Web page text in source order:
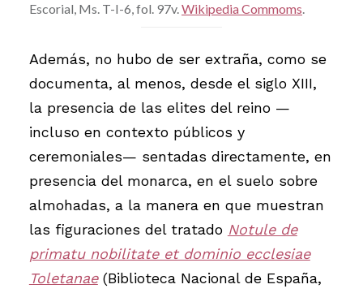
Escorial, Ms. T-I-6, fol. 97v.Wikipedia Commoms.
Además, no hubo de ser extraña, como se
documenta, al menos, desde el siglo XIII,
la presencia de las elites del reino —
incluso en contexto públicos y
ceremoniales— sentadas directamente, en
presencia del monarca, en el suelo sobre
almohadas, a la manera en que muestran
las figuraciones del tratado Notule de
primatu nobilitate et dominio ecclesiae
Toletanae(Biblioteca Nacional de España,